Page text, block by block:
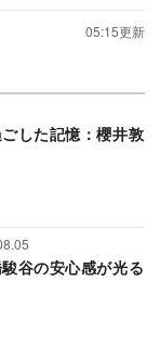
05:15更新
した記憶：櫻井敦
駿谷の安心感が光る